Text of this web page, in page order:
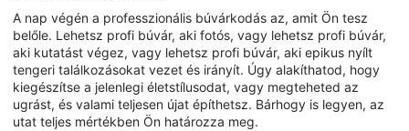
A nap végén a professzionális búvárkodás az, amit Ön tesz
belőle. Lehetsz profi búvár, aki fotós, vagy lehetsz profi búvár,
aki kutatást végez, vagy lehetsz profi búvár, aki epikus nyílt
tengeri találkozásokat vezet és irányít. Úgy alakíthatod, hogy
kiegészítse a jelenlegi életstílusodat, vagy megteheted az
ugrást, és valami teljesen újat építhetsz. Bárhogy is legyen, az
utat teljes mértékben Ön határozza meg.